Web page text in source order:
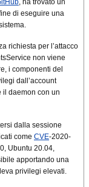
, ha trovato un
di eseguire una
richiesta per l’attacco
non viene
i componenti del
dall’account
il daemon con un
dalla sessione
come CVE-2020-
Ubuntu 20.04,
apportando una
privilegi elevati.